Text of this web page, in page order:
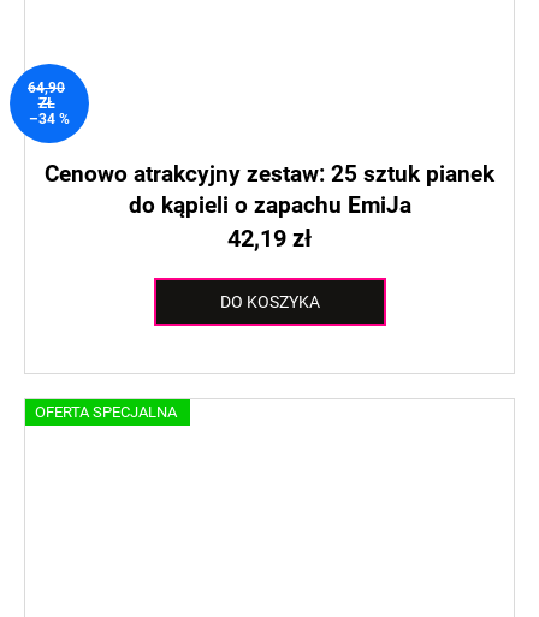
64,90
ZŁ
–34 %
Cenowo atrakcyjny zestaw: 25 sztuk pianek
do kąpieli o zapachu EmiJa
42,19 zł
DO KOSZYKA
OFERTA SPECJALNA